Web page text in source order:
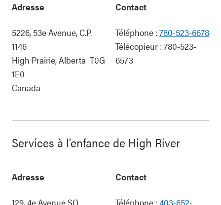
Adresse
5226, 53e Avenue, C.P.
1146
High Prairie,Alberta T0G
1E0
Canada
Contact
Téléphone : 780-523-6678
Télécopieur : 780-523-
6573
Services à l’enfance de High River
Adresse
129, 4e Avenue SO
Contact
Téléphone : 403-652-